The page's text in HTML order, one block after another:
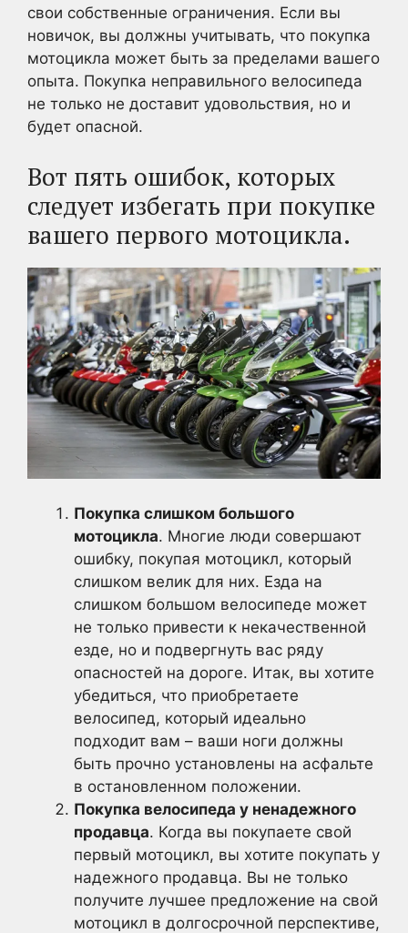
свои собственные ограничения. Если вы
новичок, вы должны учитывать, что покупка
мотоцикла может быть за пределами вашего
опыта. Покупка неправильного велосипеда
не только не доставит удовольствия, но и
будет опасной.
Вот пять ошибок, которых
следует избегать при покупке
вашего первого мотоцикла.
Покупка слишком большого
мотоцикла. Многие люди совершают
ошибку, покупая мотоцикл, который
слишком велик для них. Езда на
слишком большом велосипеде может
не только привести к некачественной
езде, но и подвергнуть вас ряду
опасностей на дороге. Итак, вы хотите
убедиться, что приобретаете
велосипед, который идеально
подходит вам – ваши ноги должны
быть прочно установлены на асфальте
в остановленном положении.
Покупка велосипеда у ненадежного
продавца. Когда вы покупаете свой
первый мотоцикл, вы хотите покупать у
надежного продавца. Вы не только
получите лучшее предложение на свой
мотоцикл в долгосрочной перспективе,